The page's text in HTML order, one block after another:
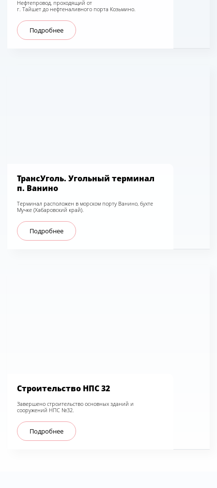
Нефтепровод, проходящий от
г. Тайшет до нефтеналивного порта Козьмино.
Подробнее
ТрансУголь. Угольный терминал
п. Ванино
Терминал расположен в морском порту Ванино, бухте
Мучке (Хабаровский край).
Подробнее
Строительство НПС 32
Завершено строительство основных зданий и
сооружений НПС №32.
Подробнее